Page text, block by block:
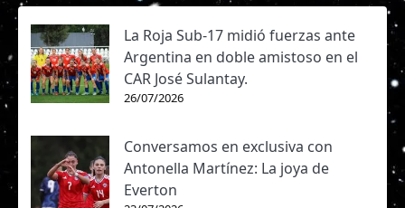
La Roja Sub-17 midió fuerzas ante
Argentina en doble amistoso en el
CAR José Sulantay.
26/07/2026
Conversamos en exclusiva con
Antonella Martínez: La joya de
Everton